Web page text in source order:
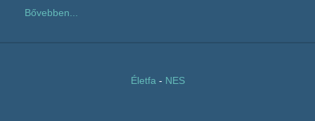
Bővebben...
Életfa - NES